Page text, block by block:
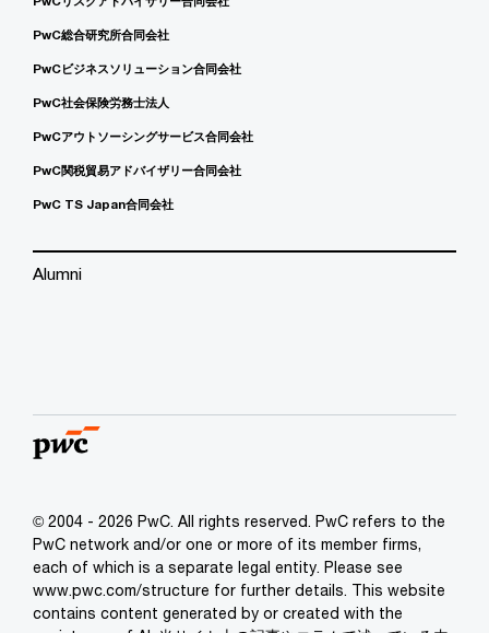
PwC総合研究所合同会社
PwCビジネスソリューション合同会社
PwC社会保険労務士法人
PwCアウトソーシングサービス合同会社
PwC関税貿易アドバイザリー合同会社
PwC TS Japan合同会社
Alumni
© 2004 - 2026 PwC. All rights reserved. PwC refers to the
PwC network and/or one or more of its member firms,
each of which is a separate legal entity. Please see
www.pwc.com/structure for further details. This website
contains content generated by or created with the